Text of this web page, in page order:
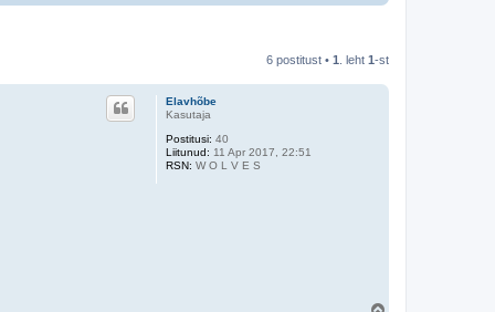
6 postitust • 1 . leht 1-st
Elavhõbe
Kasutaja
Postitusi: 40
Liitunud: 11 Apr 2017, 22:51
RSN: W O L V E S